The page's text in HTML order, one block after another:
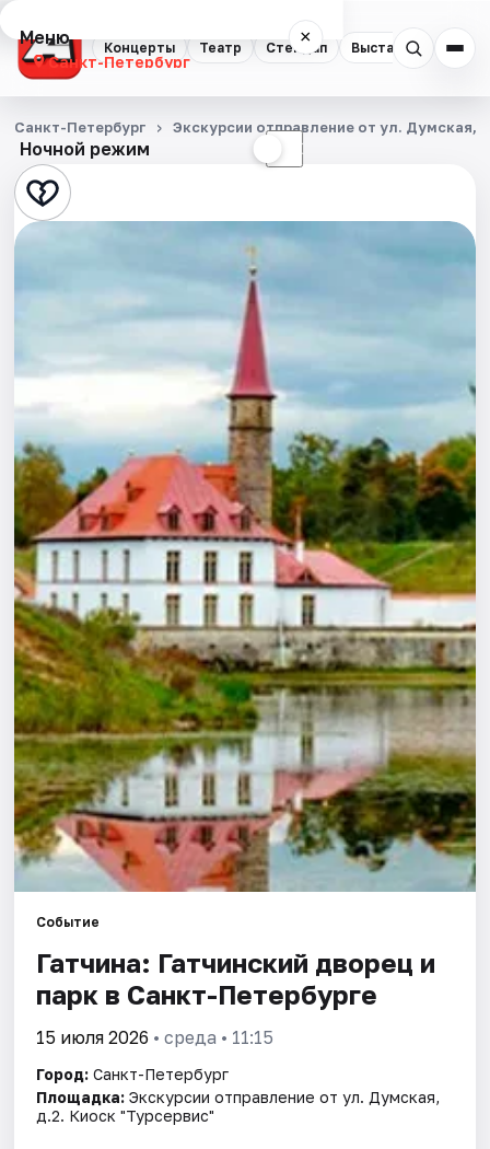
Концерты Театр Стендап Выставки
Меню ×
Санкт-Петербург
Концерты
Театр
Стендап
Экскурсии
Спорт
События
Города
Площадки
Артисты
Рейтинги
Ночной режим ☾
Санкт-Петербург Экскурсии отправление от ул. Думская,
Событие
Гатчина: Гатчинский дворец и
парк в Санкт-Петербурге
15 июля 2026 • среда • 11:15
Город: Санкт-Петербург
Площадка: Экскурсии отправление от ул. Думская,
д.2. Киоск "Турсервис"